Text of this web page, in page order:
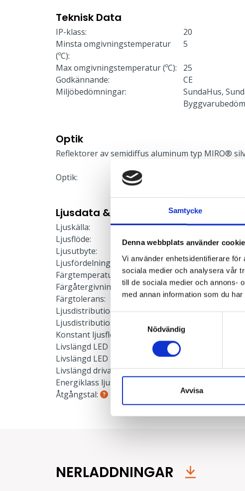
Samtycke
Denna webbplats använder
Vi använder enhetsidentifierare
sociala medier och analysera vår
till de sociala medier och annons-
med annan information som du
Nödvändig
Avvisa
Teknisk Data
IP-klass:
20
Minsta omgivningstemperatur
(ºC):
5
Max omgivningstemperatur (ºC):
25
Godkännande:
CE
Miljöbedömningar:
SundaHus,
Optik
Reflektorer av semidiffus aluminum typ MIRO®
Optik:
Ljusdata & Prestanda
Ljuskälla:
LED-modul
Ljusflöde:
2932 lm
Ljusutbyte:
Ljusfördelning:
Direkt
Färgtemperatur:
3000 K
Färgåtergivning:
≥80
Färgtolerans:
≤3 SDCM
Ljusdistribution upp:
0 %
Ljusdistribution ner:
Konstant ljusflöde:
Nej
Livslängd LED L90:
Livslängd LED L80:
Livslängd drivare:
100000 h
Energiklass ljuskälla:
Åtgångstal:
0.044
NERLADDNINGAR